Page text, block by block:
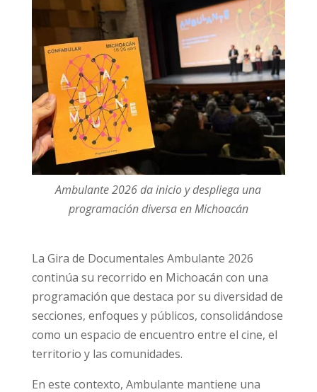
Ambulante 2026 da inicio y despliega una
programación diversa en Michoacán
La Gira de Documentales Ambulante 2026
continúa su recorrido en Michoacán con una
programación que destaca por su diversidad de
secciones, enfoques y públicos, consolidándose
como un espacio de encuentro entre el cine, el
territorio y las comunidades.
En este contexto, Ambulante mantiene una